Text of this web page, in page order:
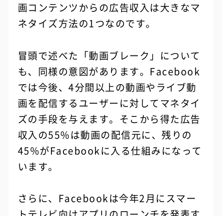
画コンテンツからの広告収入は大きなマ
ネタイズ方法の1つなのです。
冒頭で述べた「動画ブレーク」について
も、同様の意図があります。Facebook
では今後、4分間以上の動画やライブ動
画を配信するユーザーに対してマネタイ
ズの手段を与えます。そこから得た広告
収入の55%は動画の配信元に、残りの
45%がFacebookに入る仕組みになって
います。
さらに、Facebookは今年2月にスマー